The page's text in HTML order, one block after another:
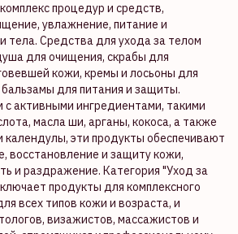
процедур и средств,
увлажнение, питание и
тела. Средства для ухода за телом
для очищения, скрабы для
кожи, кремы и лосьоны для
для питания и защиты.
активными ингредиентами, такими
масла ши, арганы, кокоса, а также
календулы, эти продукты обеспечивают
восстановление и защиту кожи,
и раздражение. Категория "Уход за
продукты для комплексного
всех типов кожи и возраста, и
визажистов, массажистов и